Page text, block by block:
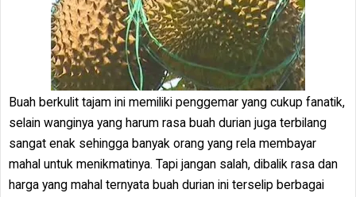
Buah berkulit tajam ini memiliki penggemar yang cukup fanatik,
selain wanginya yang harum rasa buah durian juga terbilang
sangat enak sehingga banyak orang yang rela membayar
mahal untuk menikmatinya. Tapi jangan salah, dibalik rasa dan
harga yang mahal ternyata buah durian ini terselip berbagai